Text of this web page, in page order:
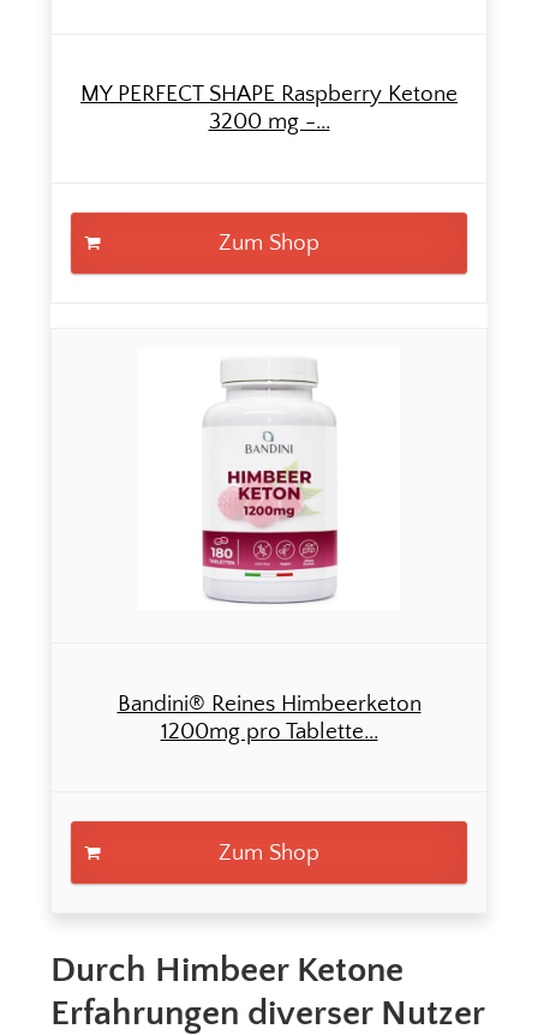
MY PERFECT SHAPE Raspberry Ketone
3200 mg -...
Zum Shop
Bandini® Reines Himbeerketon
1200mg pro Tablette...
Zum Shop
Durch Himbeer Ketone
Erfahrungen diverser Nutzer